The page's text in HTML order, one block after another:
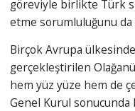
göreviyle birlikte Türk
etme sorumluluğunu
Birçok Avrupa
gerçekleştirilen
hem yüz yüze hem de
Genel Kurul